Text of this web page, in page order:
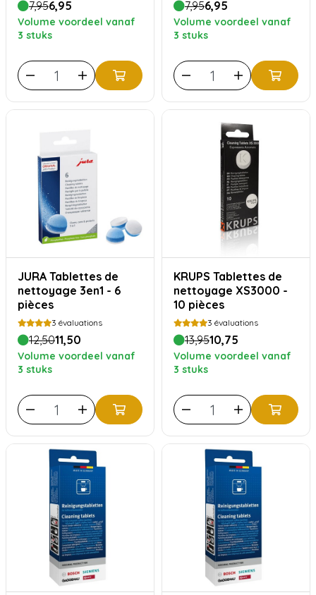
7,956,95
Volume voordeel vanaf
3 stuks
7,956,95
Volume voordeel vanaf
3 stuks
JURA Tablettes de
nettoyage 3en1 - 6
pièces
3 évaluations
12,5011,50
Volume voordeel vanaf
3 stuks
KRUPS Tablettes de
nettoyage XS3000 -
10 pièces
3 évaluations
13,9510,75
Volume voordeel vanaf
3 stuks